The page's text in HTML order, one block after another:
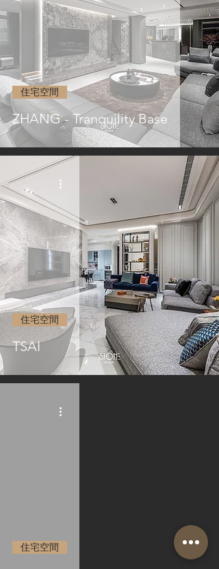
ZHANG - Tranquility Base
住宅空間
TSAI
住宅空間
住宅空間